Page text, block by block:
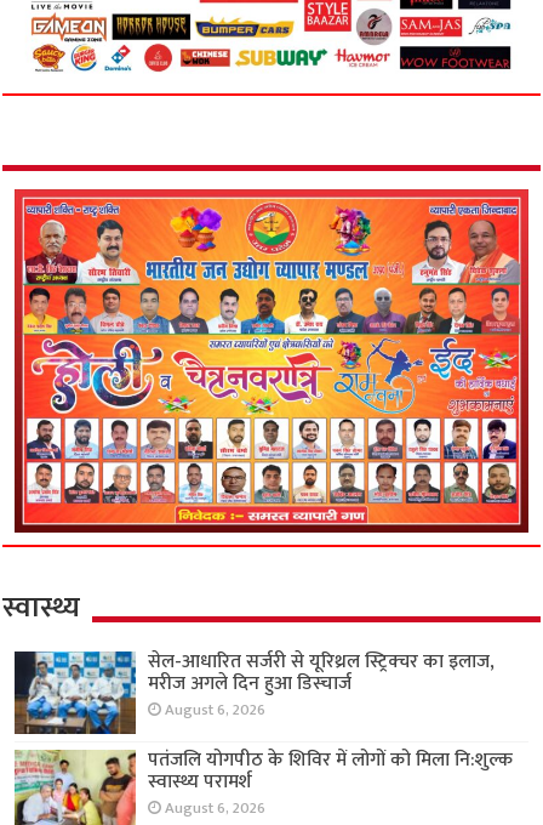
स्वास्थ्य
सेल-आधारित सर्जरी से यूरिथ्रल स्ट्रिक्चर का इलाज,
मरीज अगले दिन हुआ डिस्चार्ज
August 6, 2026
पतंजलि योगपीठ के शिविर में लोगों को मिला नि:शुल्क
स्वास्थ्य परामर्श
August 6, 2026